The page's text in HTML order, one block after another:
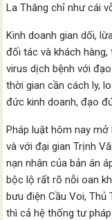
La Thăng chỉ như cái
Kinh doanh gian dối,
đối tác và khách
virus dịch bệnh với
thời gian cần cách ly,
đức kinh doanh, đạo
Pháp luật hôm nay
và với đại gian Trịnh
nạn nhân của bản án
bộc lộ rất rõ nỗi oan
bưu điện Cầu Voi, Thủ
thì cả hệ thống tư